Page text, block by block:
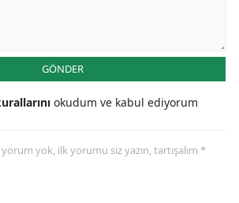
GÖNDER
okudum ve kabul ediyorum
yok, ilk yorumu siz yazın, tartışalım *